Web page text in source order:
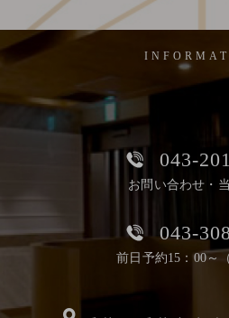
043-
お問い合わせ・
043-
前日予約15：00～